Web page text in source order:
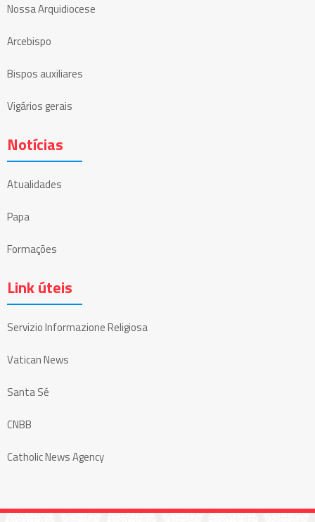
Nossa Arquidiocese
Arcebispo
Bispos auxiliares
Vigários gerais
Notícias
Atualidades
Papa
Formações
Link úteis
Servizio Informazione Religiosa
Vatican News
Santa Sé
CNBB
Catholic News Agency